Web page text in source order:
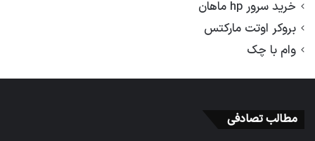
خرید سرور hp ماهان
بروکر اوتت مارکتس
وام با چک
مطالب تصادفی